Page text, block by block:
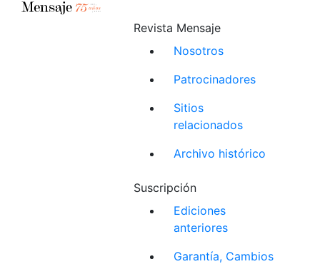
Revista Mensaje
Nosotros
Patrocinadores
Sitios
relacionados
Archivo histórico
Suscripción
Ediciones
anteriores
Garantía, Cambios